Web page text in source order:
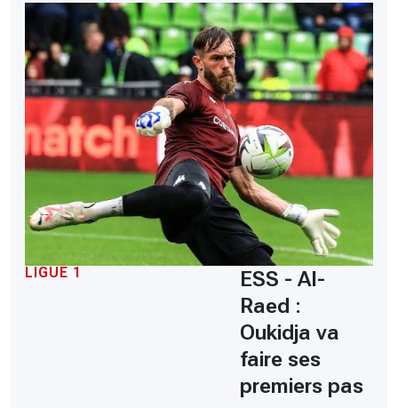
LIGUE 1
ESS - Al-
Raed :
Oukidja va
faire ses
premiers pas